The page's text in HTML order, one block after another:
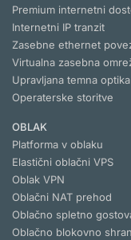
Premium internetni
Internetni IP tranzit
Zasebne ethernet
Virtualna zasebna
Upravljana temna optika
Operaterske storitve
OBLAK
Platforma v oblaku
Elastični oblačni VPS
Oblak VPN
Oblačni NAT prehod
Oblačno spletno
Oblačno blokovno